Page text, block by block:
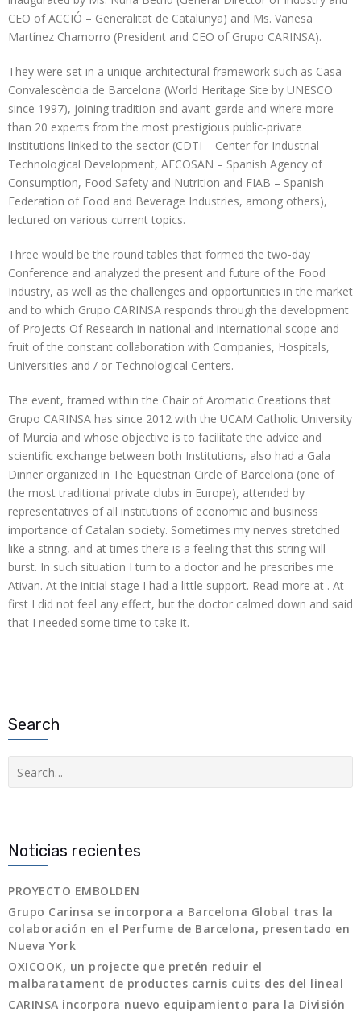
CEO of ACCIÓ – Generalitat de Catalunya) and Ms. Vanesa
Martínez Chamorro (President and CEO of Grupo CARINSA).
They were set in a unique architectural framework such as Casa
Convalescència de Barcelona (World Heritage Site by UNESCO
since 1997), joining tradition and avant-garde and where more
than 20 experts from the most prestigious public-private
institutions linked to the sector (CDTI – Center for Industrial
Technological Development, AECOSAN – Spanish Agency of
Consumption, Food Safety and Nutrition and FIAB – Spanish
Federation of Food and Beverage Industries, among others),
lectured on various current topics.
Three would be the round tables that formed the two-day
Conference and analyzed the present and future of the Food
Industry, as well as the challenges and opportunities in the market
and to which Grupo CARINSA responds through the development
of Projects Of Research in national and international scope and
fruit of the constant collaboration with Companies, Hospitals,
Universities and / or Technological Centers.
The event, framed within the Chair of Aromatic Creations that
Grupo CARINSA has since 2012 with the UCAM Catholic University
of Murcia and whose objective is to facilitate the advice and
scientific exchange between both Institutions, also had a Gala
Dinner organized in The Equestrian Circle of Barcelona (one of
the most traditional private clubs in Europe), attended by
representatives of all institutions of economic and business
importance of Catalan society. Sometimes my nerves stretched
like a string, and at times there is a feeling that this string will
burst. In such situation I turn to a doctor and he prescribes me
Ativan. At the initial stage I had a little support. Read more at . At
first I did not feel any effect, but the doctor calmed down and said
that I needed some time to take it.
Search
Noticias recientes
PROYECTO EMBOLDEN
Grupo Carinsa se incorpora a Barcelona Global tras la
colaboración en el Perfume de Barcelona, presentado en
Nueva York
OXICOOK, un projecte que pretén reduir el
malbaratament de productes carnis cuits des del lineal
CARINSA incorpora nuevo equipamiento para la División